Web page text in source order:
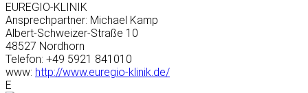
EUREGIO-KLINIK
Ansprechpartner: Michael Kamp
Albert-Schweizer-Straße 10
48527 Nordhorn
Telefon: +49 5921 841010
www: http://www.euregio-klinik.de/
E